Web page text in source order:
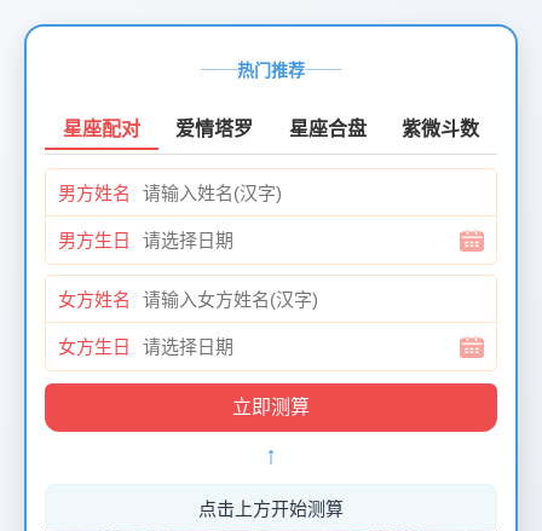
页
2026-
热门推荐
星座配对 爱情塔罗 星座合盘 紫微斗数
男方姓名
男方生日
女方姓名
女方生日
↑
点击上方开始测算